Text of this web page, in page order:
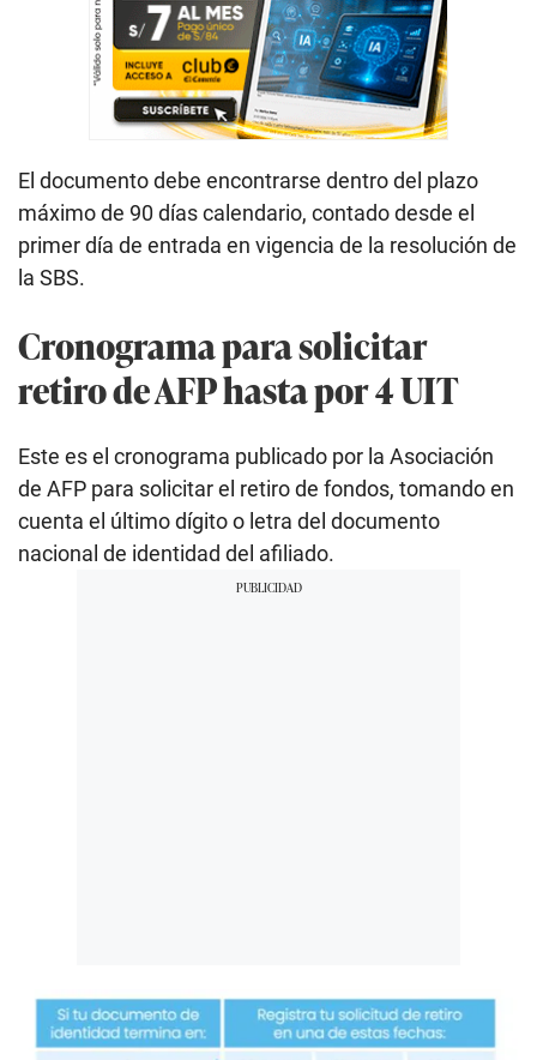
El documento debe encontrarse dentro del plazo
máximo de 90 días calendario, contado desde el
primer día de entrada en vigencia de la resolución de
la SBS.
Cronograma para solicitar
retiro de AFP hasta por 4 UIT
Este es el cronograma publicado por la Asociación
de AFP para solicitar el retiro de fondos, tomando en
cuenta el último dígito o letra del documento
nacional de identidad del afiliado.